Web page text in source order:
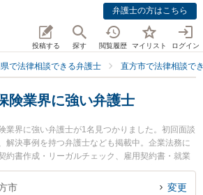
弁護士の方はこちら
投稿する 探す 閲覧履歴 マイリスト ログイン
で法律相談できる弁護士 直方市で法律相談で
険業界に強い弁護士
業界に強い弁護士が1名見つかりました。初回面談
解決事例を持つ弁護士なども掲載中。企業法務に
約書作成・リーガルチェック、雇用契約書・就業
絞り込み検索もでき便利です。特に直方駅前法律
フィール情報や弁護士費用、強みなどが注目され
市 変更